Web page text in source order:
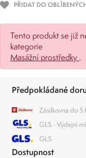
PŘIDAT DO
Tento produkt se již
kategorie
Masážní prostředky .
Předpokládané
Zásilkovna do 5
GLS - Výdejní
GLS
Dostupnost